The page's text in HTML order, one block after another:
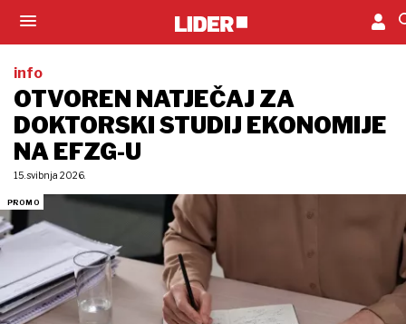
info
OTVOREN NATJEČAJ ZA
DOKTORSKI STUDIJ EKONOMIJE
NA EFZG-U
15. svibnja 2026.